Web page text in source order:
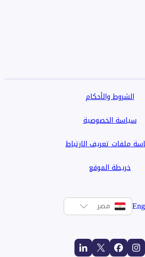
الشروط والأحكام
سياسة الخصوصية
ملفات تعريف الارتباط
خريطة الموقع
مصر